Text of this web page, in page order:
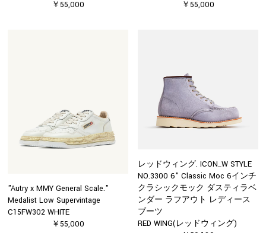
￥55,000
￥55,000
"Autry x MMY General Scale."
Medalist Low Supervintage
C15FW302 WHITE
￥55,000
レッドウィング. ICON_W STYLE
NO.3300 6" Classic Moc 6インチ
クラシックモック ダスティラベ
ンダー ラフアウト レディース
ブーツ
RED WING(レッドウィング)